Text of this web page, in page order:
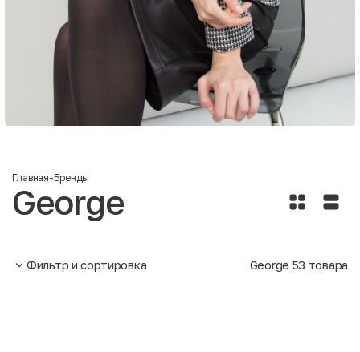
Главная-Бренды
George
Фильтр и сортировка George 53 товара